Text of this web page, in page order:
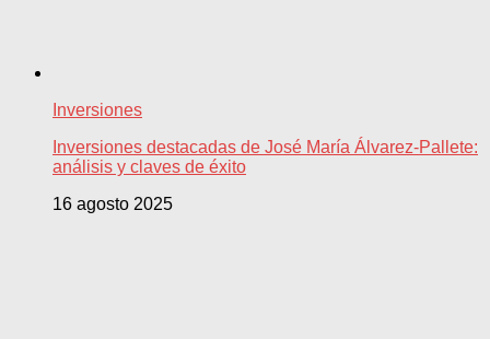
Inversiones
Inversiones destacadas de José María Álvarez-Pallete:
análisis y claves de éxito
16 agosto 2025